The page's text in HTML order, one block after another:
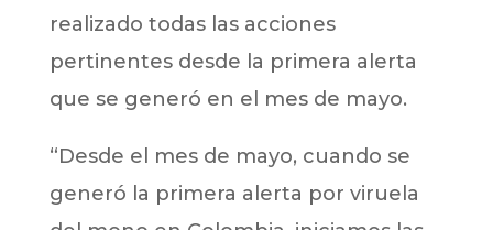
realizado todas las acciones
pertinentes desde la primera alerta
que se generó en el mes de mayo.
“Desde el mes de mayo, cuando se
generó la primera alerta por viruela